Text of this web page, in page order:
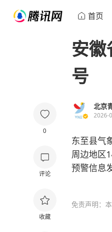
首页
0
评论
收藏
安
号
北京
2026-
东至县气
周边地区
预警信息
免责声明：